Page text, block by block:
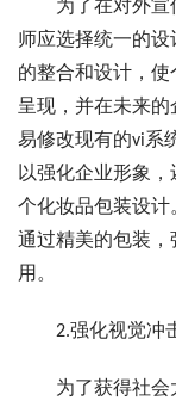
为了在对外宣传
师应选择统一的
的整合和设计，
呈现，并在未来
易修改现有的vi系
以强化企业形象
个化妆品包装设计
通过精美的包装
用。
2.强化视觉冲
为了获得社会大